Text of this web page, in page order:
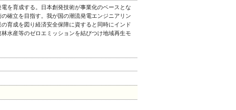
を育成する。日本創発技術が事業化のベースとな
確立を目指す。我が国の潮流発電エンジニアリン
育成を図り経済安全保障に資すると同時にインド
水産等のゼロエミッションを結びつけ地域再生モ